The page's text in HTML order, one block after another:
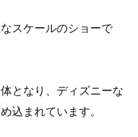
スケールのショーで
となり、ディズニーな
込まれています。